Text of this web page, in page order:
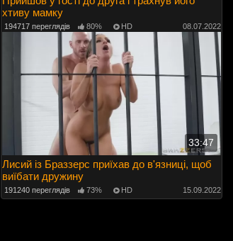
хтиву мамку
194717 переглядів 80% HD 08.07.2022
33:47
Лисий із Браззерс приїхав до в'язниці, щоб
виїбати дружину
191240 переглядів 73% HD 15.09.2022